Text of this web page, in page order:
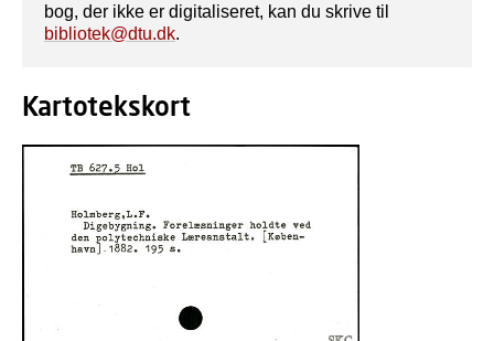
bog, der ikke er digitaliseret, kan du skrive til
bibliotek@dtu.dk.
Kartotekskort